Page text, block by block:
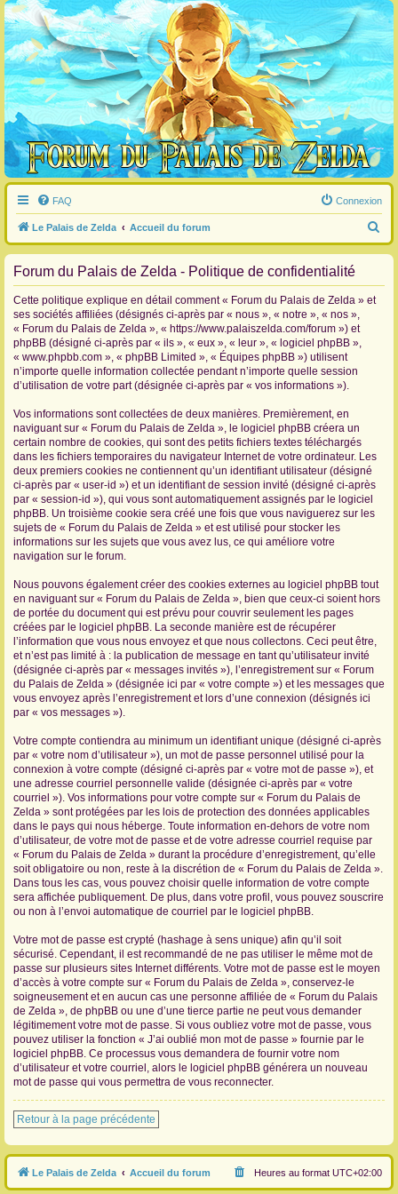
FAQ Connexion
Le Palais de Zelda Accueil du forum
e
Forum du Palais de Zelda - Politique de confidentialité
Cette politique explique en détail comment « Forum du Palais de Zelda » et
ses sociétés affiliées (désignés ci-après par « nous », « notre », « nos »,
« Forum du Palais de Zelda », « https://www.palaiszelda.com/forum ») et
phpBB (désigné ci-après par « ils », « eux », « leur », « logiciel phpBB »,
« www.phpbb.com », « phpBB Limited », « Équipes phpBB ») utilisent
n’importe quelle information collectée pendant n’importe quelle session
d’utilisation de votre part (désignée ci-après par « vos informations »).
Vos informations sont collectées de deux manières. Premièrement, en
naviguant sur « Forum du Palais de Zelda », le logiciel phpBB créera un
certain nombre de cookies, qui sont des petits fichiers textes téléchargés
dans les fichiers temporaires du navigateur Internet de votre ordinateur. Les
deux premiers cookies ne contiennent qu’un identifiant utilisateur (désigné
ci-après par « user-id ») et un identifiant de session invité (désigné ci-après
par « session-id »), qui vous sont automatiquement assignés par le logiciel
phpBB. Un troisième cookie sera créé une fois que vous naviguerez sur les
sujets de « Forum du Palais de Zelda » et est utilisé pour stocker les
informations sur les sujets que vous avez lus, ce qui améliore votre
navigation sur le forum.
Nous pouvons également créer des cookies externes au logiciel phpBB tout
en naviguant sur « Forum du Palais de Zelda », bien que ceux-ci soient hors
de portée du document qui est prévu pour couvrir seulement les pages
créées par le logiciel phpBB. La seconde manière est de récupérer
l’information que vous nous envoyez et que nous collectons. Ceci peut être,
et n’est pas limité à : la publication de message en tant qu’utilisateur invité
(désignée ci-après par « messages invités »), l’enregistrement sur « Forum
du Palais de Zelda » (désignée ici par « votre compte ») et les messages que
vous envoyez après l’enregistrement et lors d’une connexion (désignés ici
par « vos messages »).
Votre compte contiendra au minimum un identifiant unique (désigné ci-après
par « votre nom d’utilisateur »), un mot de passe personnel utilisé pour la
connexion à votre compte (désigné ci-après par « votre mot de passe »), et
une adresse courriel personnelle valide (désignée ci-après par « votre
courriel »). Vos informations pour votre compte sur « Forum du Palais de
Zelda » sont protégées par les lois de protection des données applicables
dans le pays qui nous héberge. Toute information en-dehors de votre nom
d’utilisateur, de votre mot de passe et de votre adresse courriel requise par
« Forum du Palais de Zelda » durant la procédure d’enregistrement, qu’elle
soit obligatoire ou non, reste à la discrétion de « Forum du Palais de Zelda ».
Dans tous les cas, vous pouvez choisir quelle information de votre compte
sera affichée publiquement. De plus, dans votre profil, vous pouvez souscrire
ou non à l’envoi automatique de courriel par le logiciel phpBB.
Votre mot de passe est crypté (hashage à sens unique) afin qu’il soit
sécurisé. Cependant, il est recommandé de ne pas utiliser le même mot de
passe sur plusieurs sites Internet différents. Votre mot de passe est le moyen
d’accès à votre compte sur « Forum du Palais de Zelda », conservez-le
soigneusement et en aucun cas une personne affiliée de « Forum du Palais
de Zelda », de phpBB ou une d’une tierce partie ne peut vous demander
légitimement votre mot de passe. Si vous oubliez votre mot de passe, vous
pouvez utiliser la fonction « J’ai oublié mon mot de passe » fournie par le
logiciel phpBB. Ce processus vous demandera de fournir votre nom
d’utilisateur et votre courriel, alors le logiciel phpBB générera un nouveau
mot de passe qui vous permettra de vous reconnecter.
Retour à la page précédente
Le Palais de Zelda Accueil du forum Heures au format UTC+02:00